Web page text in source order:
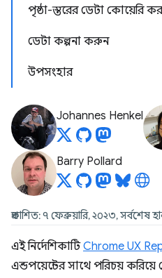
পৃষ্ঠা-স্তরের ডেটা কোয়েরি
ডেটা কল্পনা করুন
উপসংহার
Johannes Henkel
Barry Pollard
প্রকাশিত: ৭ ফেব্রুয়ারি, ২০২৩, সর্বশেষ
এই নির্দেশিকাটিChrome UX
এন্ডপয়েন্টের সাথে পরিচয়